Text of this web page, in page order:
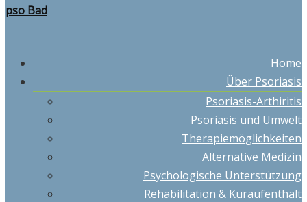
pso Bad
Home
Über Psoriasis
Psoriasis-Arthiritis
Psoriasis und Umwelt
Therapiemöglichkeiten
Alternative Medizin
Psychologische Unterstützung
Rehabilitation & Kuraufenthalt